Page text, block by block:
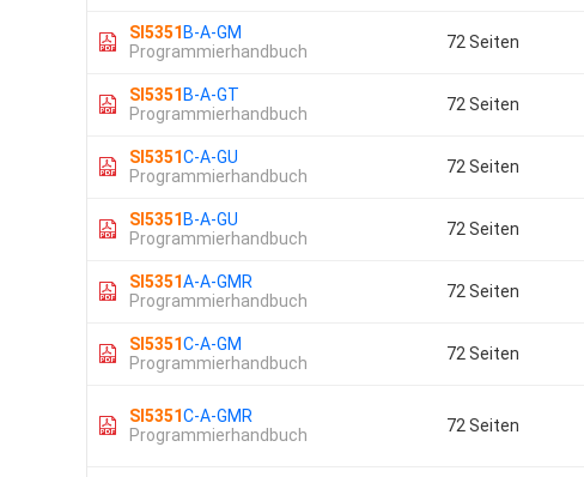
SI5351 B-A-GM
Programmierhandbuch
72 Seiten
SI5351 B-A-GT
Programmierhandbuch
72 Seiten
SI5351C-A-GU
Programmierhandbuch
72 Seiten
SI5351 B-A-GU
Programmierhandbuch
72 Seiten
SI5351A-A-GMR
Programmierhandbuch
72 Seiten
SI5351C-A-GM
Programmierhandbuch
72 Seiten
SI5351C-A-GMR
Programmierhandbuch
72 Seiten